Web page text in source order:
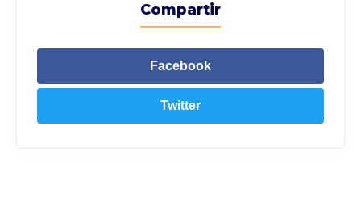
Compartir
Facebook
Twitter